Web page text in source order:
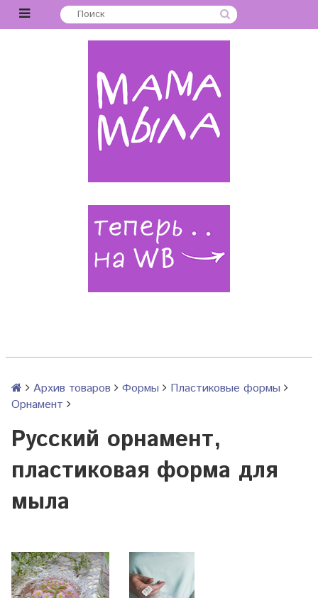
Архив товаров Формы
Пластиковые формы
Орнамент
Русский орнамент,
пластиковая форма для
мыла